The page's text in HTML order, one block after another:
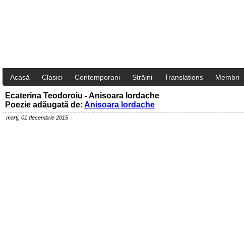
Acasă Clasici Contemporani Străini Translations Membri
Ecaterina Teodoroiu - Anisoara Iordache
Poezie adăugată de: Anisoara Iordache
marți, 01 decembrie 2015